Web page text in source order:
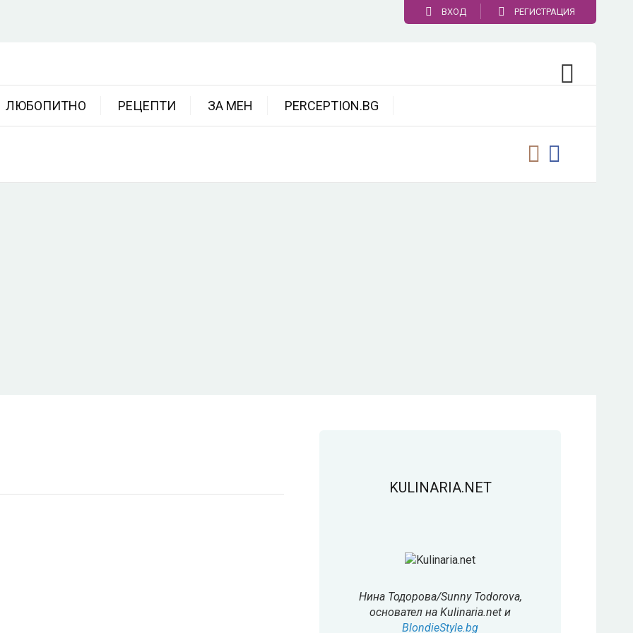
ВХОД РЕГИСТРАЦИЯ
ЛЮБОПИТНО РЕЦЕПТИ ЗА МЕН PERCEPTION.BG
KULINARIA.NET
Нина Тодорова/Sunny Todorova,
основател на Kulinaria.net и
BlondieStyle.bg